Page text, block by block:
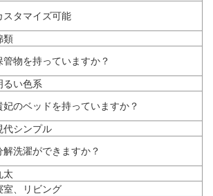
スタマイズ可能
類
管物を持っていますか？
るい色系
妃のベッドを持っていますか？
代シンプル
解洗濯ができますか？
太
室、リビング